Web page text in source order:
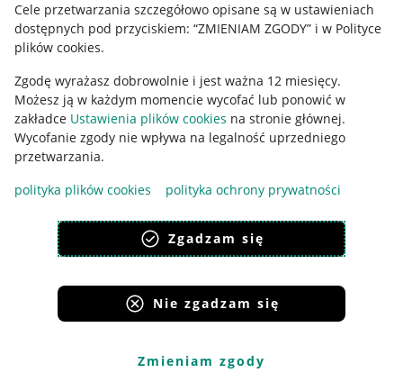
Cele przetwarzania szczegółowo opisane są w ustawieniach
dostępnych pod przyciskiem: “ZMIENIAM ZGODY” i w Polityce
plików cookies.
Zgodę wyrażasz dobrowolnie i jest ważna 12 miesięcy.
Możesz ją w każdym momencie wycofać lub ponowić w
zakładce Ustawienia plików cookies na stronie głównej.
Wycofanie zgody nie wpływa na legalność uprzedniego
przetwarzania.
polityka plików cookies
polityka ochrony prywatności
Zgadzam się
Nie zgadzam się
Zmieniam zgody
Udostępnianie lokalizacji
Informacje dla Aktu o Usługach Cyfrowych
Pobierz aplikację
Korzystanie z serwisu oznacza akceptacjęregulaminu